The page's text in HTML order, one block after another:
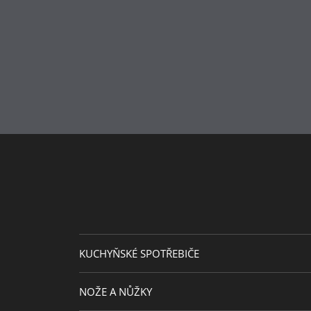
KUCHYŇSKÉ SPOTŘEBIČE
NOŽE A NŮŽKY